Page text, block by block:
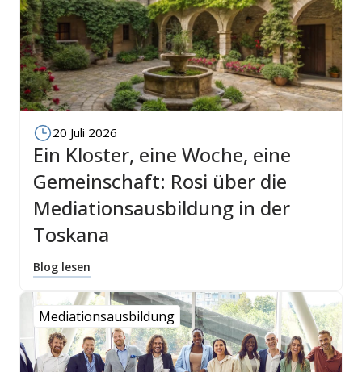
20 Juli 2026
Ein Kloster, eine Woche, eine
Gemeinschaft: Rosi über die
Mediationsausbildung in der
Toskana
Blog lesen
Mediationsausbildung